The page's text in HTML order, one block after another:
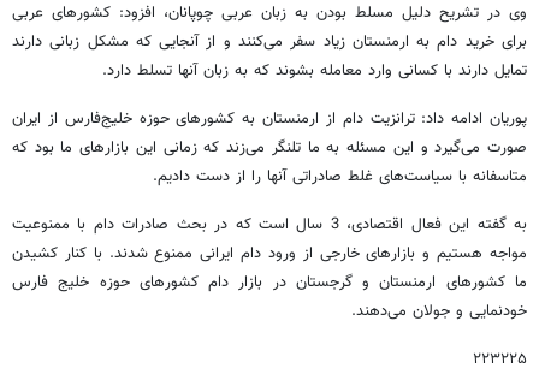
وی در تشریح دلیل مسلط بودن به زبان عربی چوپانان، افزود: کشورهای عربی
برای خرید دام به ارمنستان زیاد سفر می‌کنند و از آنجایی که مشکل زبانی دارند
تمایل دارند با کسانی وارد معامله بشوند که به زبان آنها تسلط دارد.
پوریان ادامه داد: ترانزیت دام از ارمنستان به کشورهای حوزه خلیج‌فارس از ایران
صورت می‌گیرد و این مسئله به ما تلنگر می‌زند که زمانی این بازارهای ما بود که
متاسفانه با سیاست‌های غلط صادراتی آنها را از دست دادیم.
به گفته این فعال اقتصادی، 3 سال است که در بحث صادرات دام با ممنوعیت
مواجه هستیم و بازارهای خارجی از ورود دام ایرانی ممنوع شدند. با کنار کشیدن
ما کشورهای ارمنستان و گرجستان در بازار دام کشورهای حوزه خلیج فارس
خودنمایی و جولان می‌دهند.
۲۲۳۲۲۵